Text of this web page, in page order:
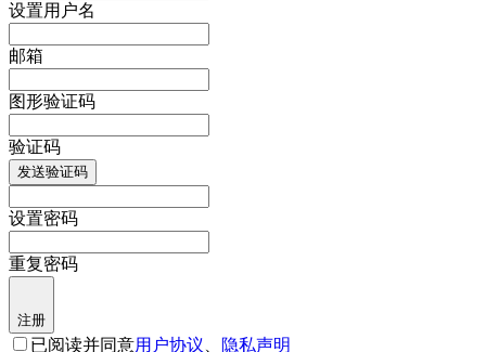
设置用户名
邮箱
图形验证码
验证码
发送验证码
设置密码
重复密码
注册
已阅读并同意用户协议 隐私声明